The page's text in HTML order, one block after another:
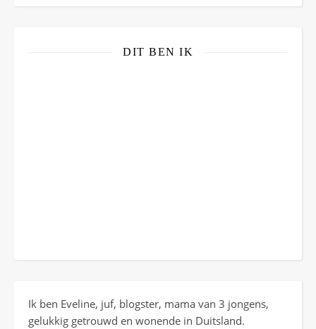
DIT BEN IK
Ik ben Eveline, juf, blogster, mama van 3 jongens,
gelukkig getrouwd en wonende in Duitsland.